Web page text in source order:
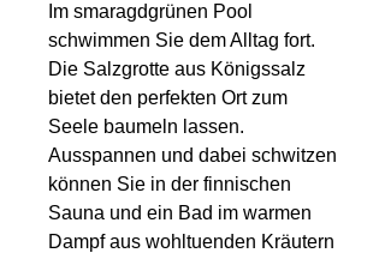
Im smaragdgrünen Pool
schwimmen Sie dem Alltag fort.
Die Salzgrotte aus Königssalz
bietet den perfekten Ort zum
Seele baumeln lassen.
Ausspannen und dabei schwitzen
können Sie in der finnischen
Sauna und ein Bad im warmen
Dampf aus wohltuenden Kräutern